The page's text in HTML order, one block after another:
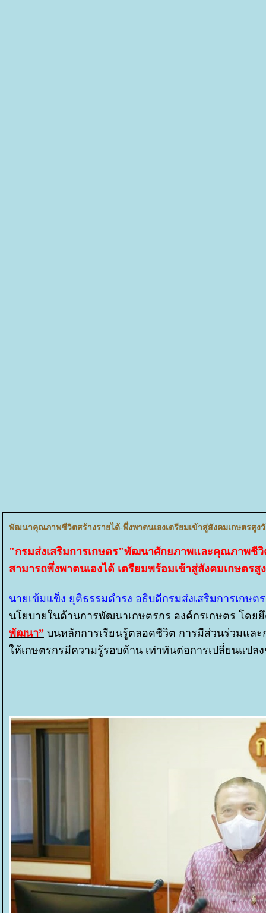
พัฒนาคุณภาพชีวิตสร้างรายได้-พึ่งพาตนเองเตรียมเข้าสู่สังคมเกษตรสู
"กรมส่งเสริมการเกษตร"พัฒนาศักยภาพและคุณภาพชีวิ
สามารถพึ่งพาตนเองได้ เตรียมพร้อมเข้าสู่สังคมเกษตร
นายเข้มแข็ง ยุติธรรมดำรง อธิบดีกรมส่งเสริมการเกษตร
นโยบายในด้านการพัฒนาเกษตรกร องค์กรเกษตร โดย
พัฒนา” บนหลักการเรียนรู้ตลอดชีวิต การมีส่วนร่วมและ
ห้เกษตรกรมีความรู้รอบด้าน เท่าทันต่อการเปลี่ยนแปล